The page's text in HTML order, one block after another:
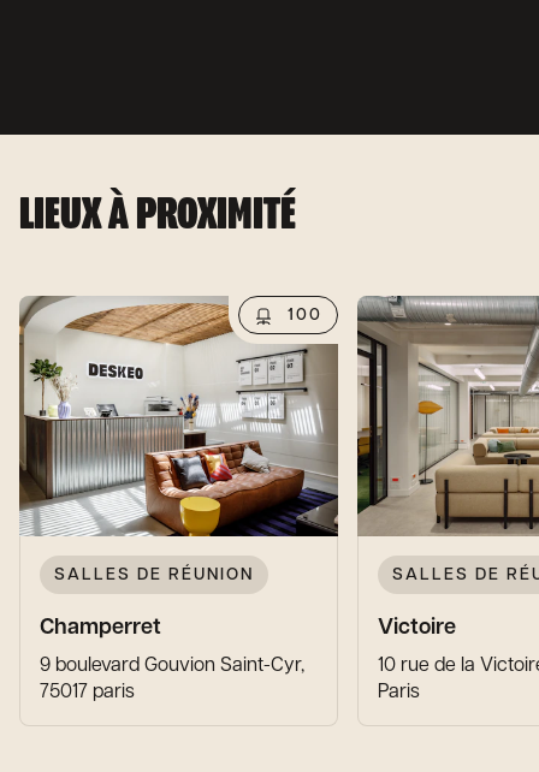
LIEUX À PROXIMITÉ
100
SALLES DE RÉUNION
Champerret
9 boulevard Gouvion Saint-Cyr,
75017 paris
SALLES DE
Victoire
10 rue de la
Paris